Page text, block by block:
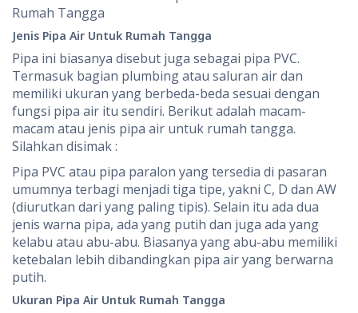
Rumah Tangga
Jenis Pipa Air Untuk Rumah Tangga
Pipa ini biasanya disebut juga sebagai pipa PVC.
Termasuk bagian plumbing atau saluran air dan
memiliki ukuran yang berbeda-beda sesuai dengan
fungsi pipa air itu sendiri. Berikut adalah macam-
macam atau jenis pipa air untuk rumah tangga.
Silahkan disimak :
Pipa PVC atau pipa paralon yang tersedia di pasaran
umumnya terbagi menjadi tiga tipe, yakni C, D dan AW
(diurutkan dari yang paling tipis). Selain itu ada dua
jenis warna pipa, ada yang putih dan juga ada yang
kelabu atau abu-abu. Biasanya yang abu-abu memiliki
ketebalan lebih dibandingkan pipa air yang berwarna
putih.
Ukuran Pipa Air Untuk Rumah Tangga